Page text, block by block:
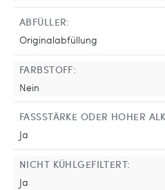
ABFÜLLER:
Originalabfüllung
FARBSTOFF:
Nein
FASSSTÄRKE ODER HOHER
Ja
NICHT KÜHLGEFILTERT:
Ja